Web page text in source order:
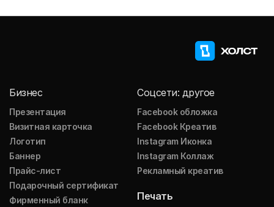
Бизнес
Презентация
Визитная карточка
Логотип
Баннер
Прайс-лист
Подарочный сертификат
Фирменный бланк
Соцсети: другое
Facebook обложка
Facebook Креатив
Instagram Иконка
Instagram Коллаж
Рекламный креатив
Печать